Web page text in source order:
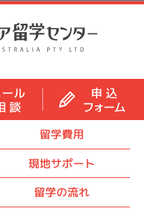
留学費用
現地サポート
留学の流れ